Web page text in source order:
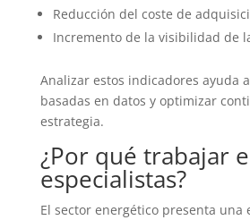
Reducción del coste de
Incremento de la visibilidad de
Analizar estos indicadores ayuda
basadas en datos y optimizar
estrategia.
¿Por qué trabajar
especialistas?
El sector energético presenta una